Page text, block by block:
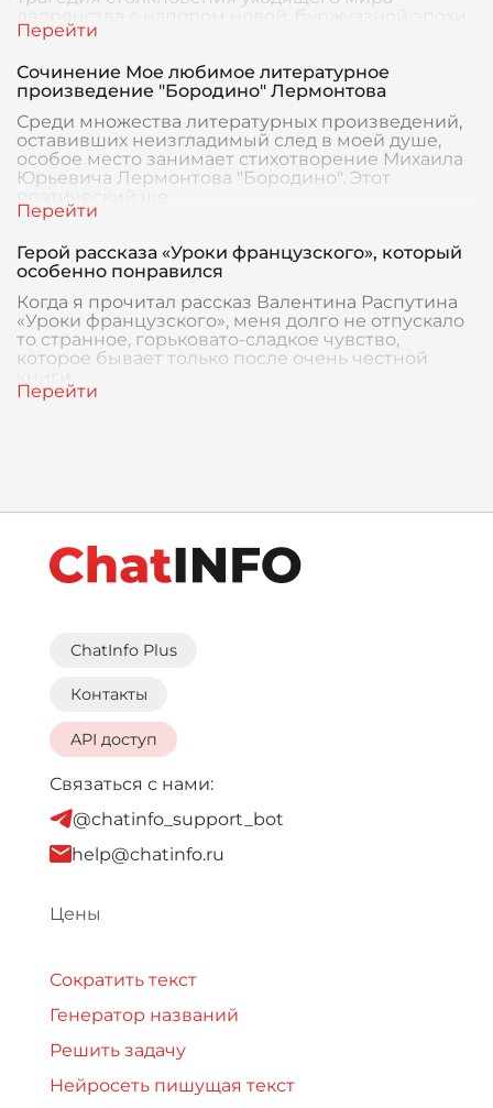
дворянства с напором новой, буржуазной эпохи.
Вопрос
Сочинение Мое любимое литературное
произведение "Бородино" Лермонтова
Среди множества литературных произведений,
оставивших неизгладимый след в моей душе,
особое место занимает стихотворение Михаила
Юрьевича Лермонтова "Бородино". Этот
Герой рассказа «Уроки французского», который
особенно понравился
Когда я прочитал рассказ Валентина Распутина
«Уроки французского», меня долго не отпускало
то странное, горьковато-сладкое чувство,
которое бывает только после очень честной
ChatInfo Plus
Контакты
API доступ
Связаться с нами:
@chatinfo_support_bot
help@chatinfo.ru
Цены
Сократить текст
Генератор названий
Решить задачу
Нейросеть пишущая текст